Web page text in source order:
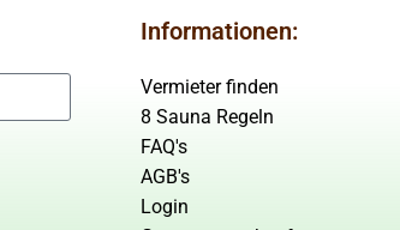
Informationen:
Vermieter finden
8 Sauna Regeln
FAQ's
AGB's
Login